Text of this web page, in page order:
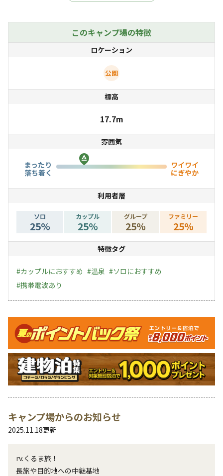
広がり散歩が楽しめます。歴史を感じて散歩コースになり
ます。また、夜は出水の飲食街が隣接しており、思い出に
基本、スペースと出来るだけの設備はありますが、景色は
駐車場からは望めません。各方面への中継基地、長旅のリ
セット的にお役に立てればと考えております。近くに食料
このキャンプ場の特徴
ロケーション
公園
標高
17.7m
雰囲気
まったり
落ち着く
ワイワイ
にぎやか
利用者層
ソロ
25%
カップル
25%
グループ
25%
ファミリー
25%
特徴タグ
#カップルにおすすめ #温泉 #ソロにおすすめ
#携帯電波あり
キャンペーン
キャンプ場からのお知らせ
2025.11.18更新
rv.くるま旅！
長旅や目的地への中継基地